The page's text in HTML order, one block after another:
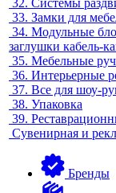
32. Системы
33. Замки для
34. Модульные
заглушки кабель-
35. Мебельные
36. Интерьерные
37. Все для шоу-
38. Упаковка
39.
Сувенирная и
Бренды